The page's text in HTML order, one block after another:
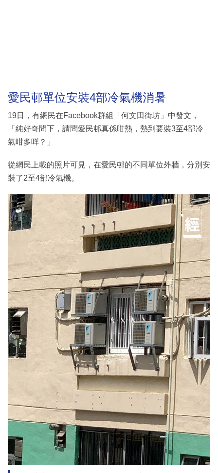
愛民邨單位安裝4部冷氣機消暑
19日，有網民在Facebook群組「何文田街坊」中發文，
「純好奇問下，請問愛民邨真係咁熱，熱到要裝3至4部冷
氣咁多咩？」
從網民上載的照片可見，在愛民邨的不同單位外牆，分別安
裝了2至4部冷氣機。